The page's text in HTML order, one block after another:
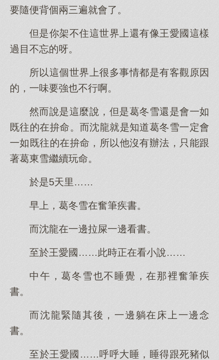
要隨便背個兩三遍就會了。
但是你架不住這世界上還有像王愛國這樣
過目不忘的呀。
所以這個世界上很多事情都是有客觀原因
的，一味要強也不行啊。
然而說是這麼說，但是葛冬雪還是會一如
既往的在拚命。而沈龍就是知道葛冬雪一定會
一如既往的在拚命，所以他沒有辦法，只能跟
著葛東雪繼續玩命。
於是5天里……
早上，葛冬雪在奮筆疾書。
而沈龍在一邊拉屎一邊看書。
至於王愛國……此時正在看小說……
中午，葛冬雪也不睡覺，在那裡奮筆疾
書。
而沈龍緊隨其後，一邊躺在床上一邊念
書。
至於王愛國……呼呼大睡，睡得跟死豬似